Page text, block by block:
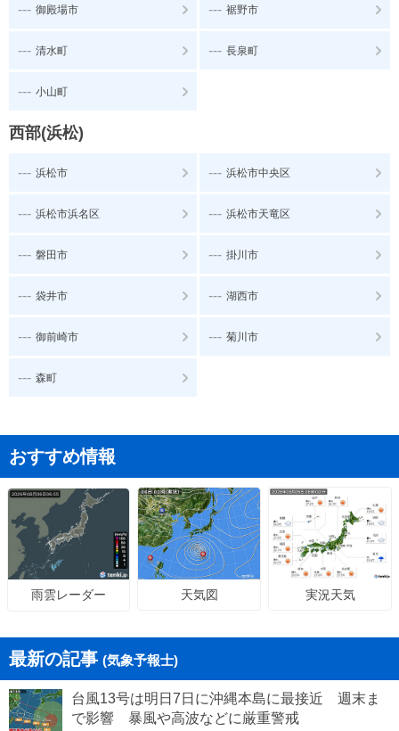
--- 御殿場市 --- 裾野市
--- 清水町 --- 長泉町
--- 小山町
西部(浜松)
--- 浜松市 --- 浜松市中央区
--- 浜松市浜名区 --- 浜松市天竜区
--- 磐田市 --- 掛川市
--- 袋井市 --- 湖西市
--- 御前崎市 --- 菊川市
--- 森町
おすすめ情報
雨雲レーダー 天気図 実況天気
最新の記事 (気象予報士)
台風13号は明日7日に沖縄本島に最接近 週末ま
で影響 暴風や高波などに厳重警戒